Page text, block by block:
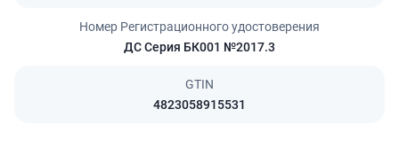
Номер Регистрационного удостоверения
ДС Серия БК001 №2017.3
GTIN
4823058915531